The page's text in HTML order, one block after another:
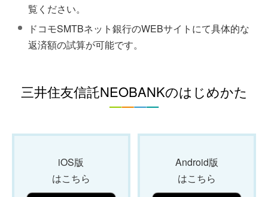
覧ください。
ドコモSMTBネット銀行のWEBサイトにて具体的な
返済額の試算が可能です。
三井住友信託NEOBANKのはじめかた
iOS版
はこちら
Android版
はこちら